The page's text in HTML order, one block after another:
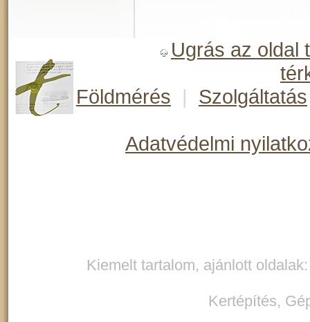
Ugrás az oldal
Földmérés
| Szolgáltatás
Adatvédelmi
Kiemelt tartalom, ajánlott
Kertépítés,